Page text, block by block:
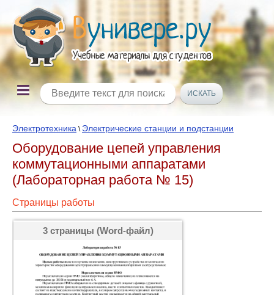
Электротехника \ Электрические станции и подстанции
Оборудование цепей управления
коммутационными аппаратами
(Лабораторная работа № 15)
Страницы работы
3 страницы (Word-файл)